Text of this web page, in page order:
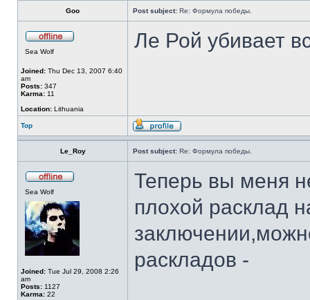
Goo Post subject: Re: Формула победы.
Sea Wolf
Joined: Thu Dec 13, 2007 6:40
am
Posts: 347
Karma: 11
Location: Lithuania
Ле Рой убивает
Top
Le_Roy Post subject: Re: Формула победы.
Sea Wolf
Joined: Tue Jul 29, 2008 2:26
am
Posts: 1127
Karma: 22
Теперь вы меня
плохой расклад
раскладов -